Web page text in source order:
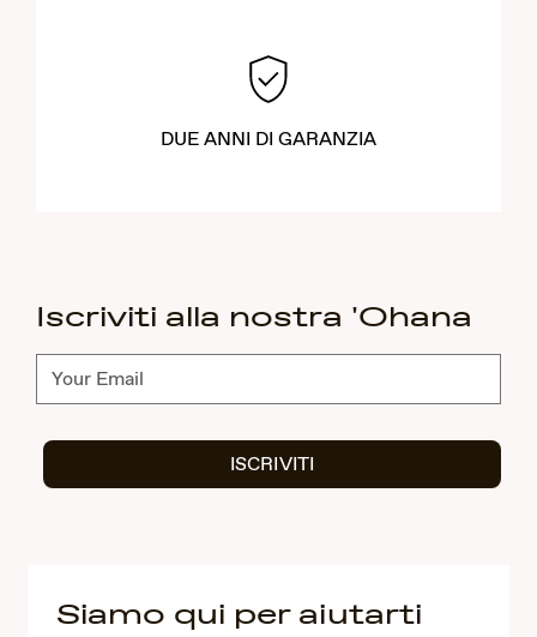
DUE ANNI DI GARANZIA
Iscriviti alla nostra 'Ohana
Abbonati
ISCRIVITI
Siamo qui per aiutarti